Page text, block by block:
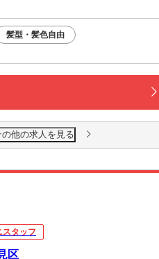
髪型・髪色自由
他の求人を見る
スタッフ
区